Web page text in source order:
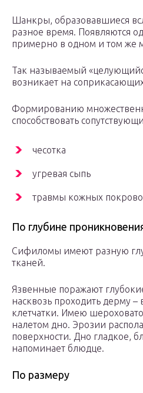
Шанкры, образовавшиеся
разное время. Появляются
примерно в одном и том же
Так называемый
возникает на
Формированию
способствовать
чесотка
угревая сыпь
травмы кожных
По глубине
Сифиломы имеют разную
тканей.
Язвенные поражают
насквозь проходить дерму
клетчатки. Имею
налетом дно. Эрозии
поверхности. Дно гладкое,
напоминает блюдце.
По размеру